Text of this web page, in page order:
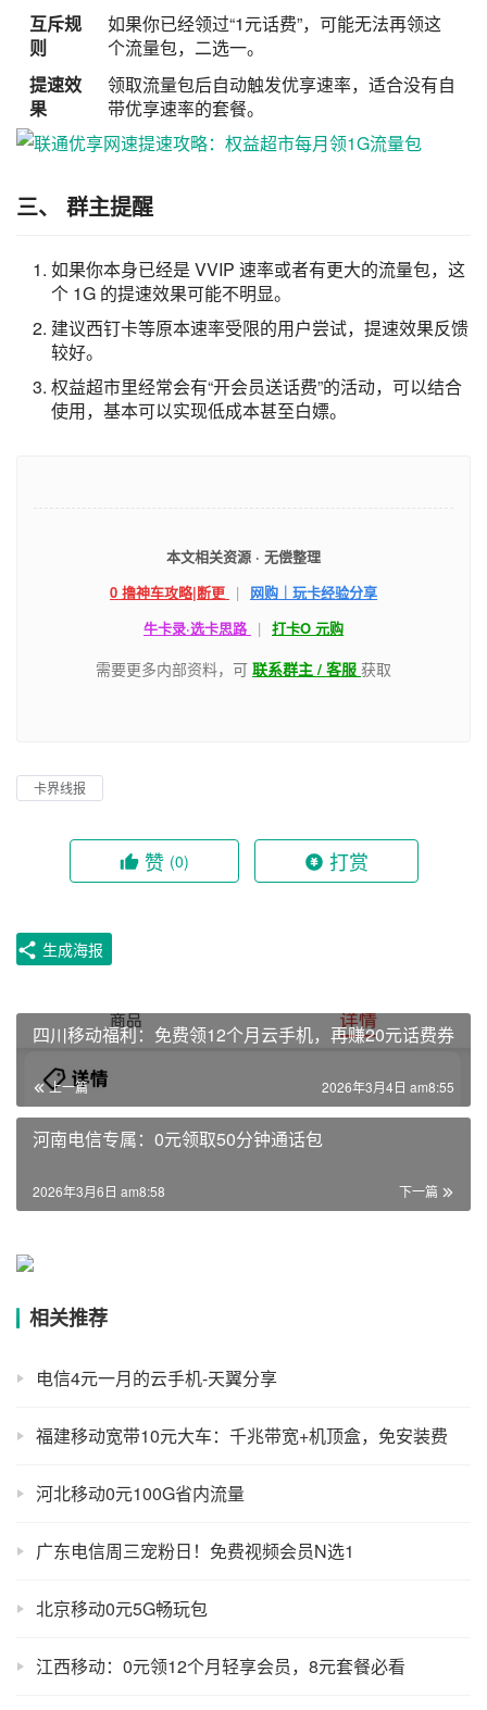
互斥规
则
如果你已经领过“1元话费”，可能无法再领这
个流量包，二选一。
提速效
果
领取流量包后自动触发优享速率，适合没有自
带优享速率的套餐。
三、 群主提醒
如果你本身已经是 VVIP 速率或者有更大的流量包，这
个 1G 的提速效果可能不明显。
建议西钉卡等原本速率受限的用户尝试，提速效果反馈
较好。
权益超市里经常会有“开会员送话费”的活动，可以结合
使用，基本可以实现低成本甚至白嫖。
本文相关资源 · 无偿整理
0 撸神车攻略|断更 |
网购｜玩卡经验分享
牛卡录·选卡思路 | 打卡O 元购
需要更多内部资料，可 联系群主 / 客服 获取
卡界线报
赞 (0) 打赏
生成海报
四川移动福利：免费领12个月云手机，再赚20元话费券
上一篇 2026年3月4日 am8:55
河南电信专属：0元领取50分钟通话包
下一篇
2026年3月6日 am8:58
相关推荐
电信4元一月的云手机-天翼分享
福建移动宽带10元大车：千兆带宽+机顶盒，免安装费
河北移动0元100G省内流量
广东电信周三宠粉日！免费视频会员N选1
北京移动0元5G畅玩包
江西移动：0元领12个月轻享会员，8元套餐必看